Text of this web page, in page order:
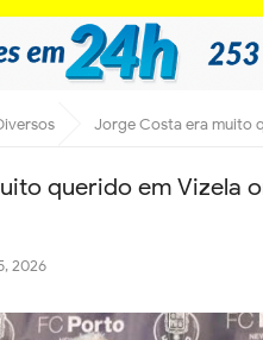
Jorge Costa era muito
querido em Vizela
2026